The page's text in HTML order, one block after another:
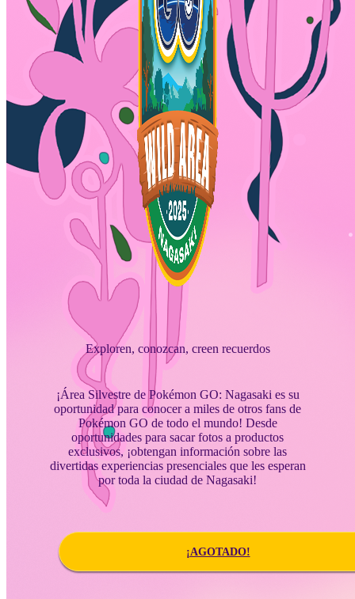
Exploren, conozcan, creen recuerdos
¡Área Silvestre de Pokémon GO: Nagasaki es su
oportunidad para conocer a miles de otros fans de
Pokémon GO de todo el mundo! Desde
oportunidades para sacar fotos a productos
exclusivos, ¡obtengan información sobre las
divertidas experiencias presenciales que les esperan
por toda la ciudad de Nagasaki!
¡AGOTADO!